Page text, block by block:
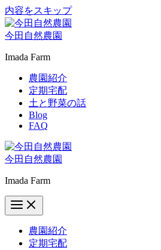
内容をスキップ
今田自然農園
Imada Farm
農園紹介
定期宅配
土と野菜の話
Blog
FAQ
今田自然農園
Imada Farm
農園紹介
定期宅配